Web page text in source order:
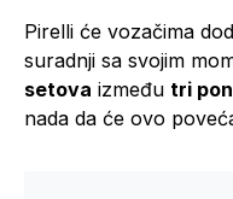
Pirelli će vozačima
suradnji sa svojim
setova između tri
nada da će ovo